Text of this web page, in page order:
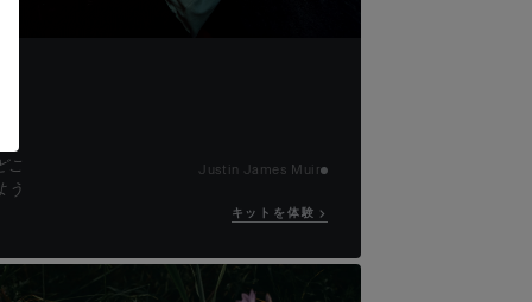
こ
う
Justin James Muir
キットを体験 →